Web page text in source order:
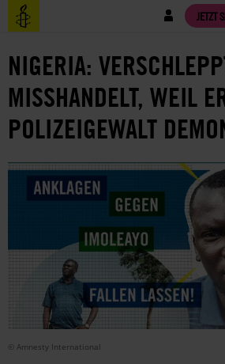
Direkt
zum
Benutzermenü JETZT
NIGERIA:
MISSHANDELT, WEIL
POLIZEIGEWALT
© Amnesty International